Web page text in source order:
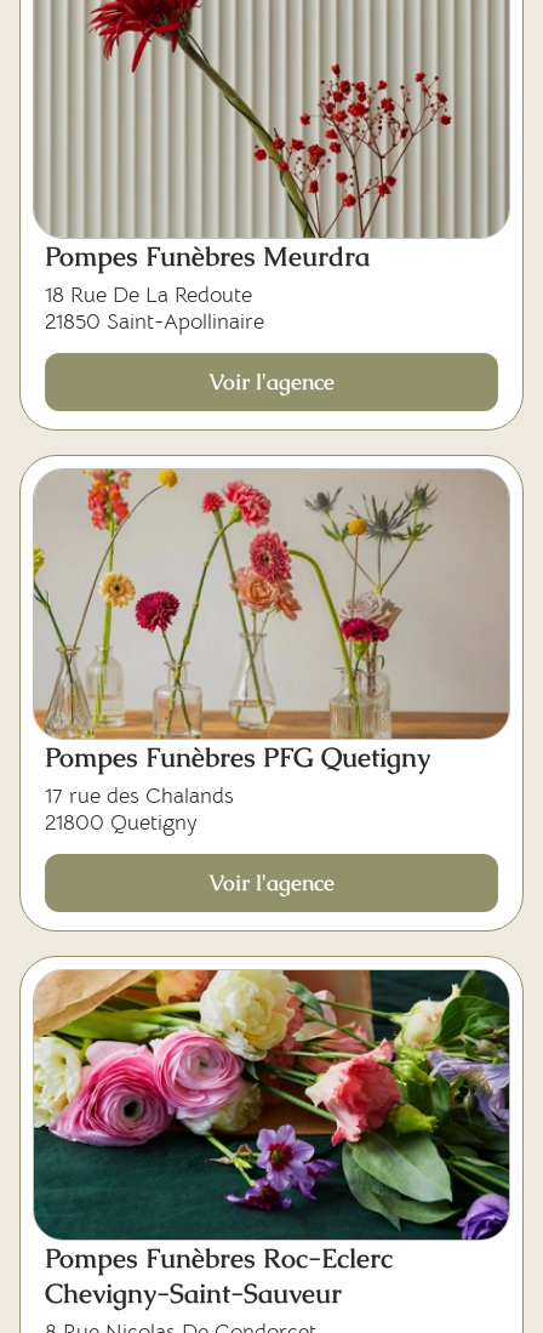
Pompes Funèbres Meurdra
18 Rue De La Redoute
21850 Saint-Apollinaire
Voir l'agence
Pompes Funèbres PFG Quetigny
17 rue des Chalands
21800 Quetigny
Voir l'agence
Pompes Funèbres Roc-Eclerc
Chevigny-Saint-Sauveur